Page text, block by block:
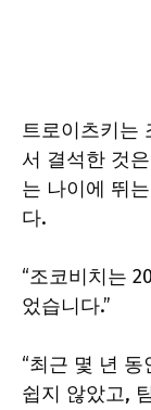
트로이츠키는
서 결석한 것
는 나이에 뛰
다.
“조코비치는
었습니다.”
“최근 몇 년
쉽지 않았고,